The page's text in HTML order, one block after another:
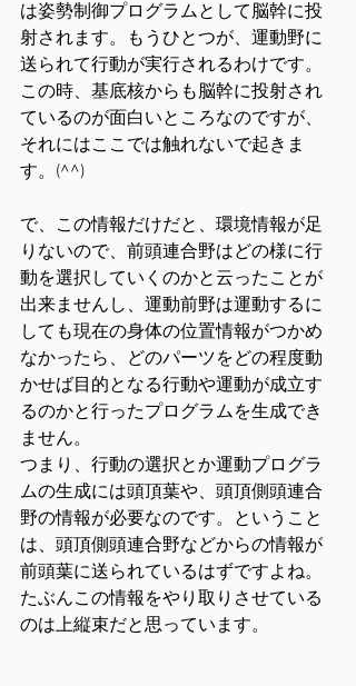
は姿勢制御プログラムとして脳幹に投
射されます。もうひとつが、運動野に
送られて行動が実行されるわけです。
この時、基底核からも脳幹に投射され
ているのが面白いところなのですが、
それにはここでは触れないで起きま
す。(^^)
で、この情報だけだと、環境情報が足
りないので、前頭連合野はどの様に行
動を選択していくのかと云ったことが
出来ませんし、運動前野は運動するに
しても現在の身体の位置情報がつかめ
なかったら、どのパーツをどの程度動
かせば目的となる行動や運動が成立す
るのかと行ったプログラムを生成でき
ません。
つまり、行動の選択とか運動プログラ
ムの生成には頭頂葉や、頭頂側頭連合
野の情報が必要なのです。ということ
は、頭頂側頭連合野などからの情報が
前頭葉に送られているはずですよね。
たぶんこの情報をやり取りさせている
のは上縦束だと思っています。